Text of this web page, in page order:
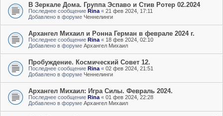
В Зеркале Дома. Группа Эспаво и Стив Ротер 02.2024
Последнее сообщение Rina « 21 фев 2024, 17:11
Добавлено в форуме Ченнелинги
Архангел Михаил и Ронна Герман в феврале 2024 г.
Последнее сообщение Rina « 18 фев 2024, 02:10
Добавлено в форуме Архангел Михаил
Пробуждение. Космический Совет 12.
Последнее сообщение Rina « 02 фев 2024, 21:51
Добавлено в форуме Ченнелинги
Архангел Михаил: Игра Силы. Февраль 2024.
Последнее сообщение Rina « 01 фев 2024, 22:28
Добавлено в форуме Архангел Михаил